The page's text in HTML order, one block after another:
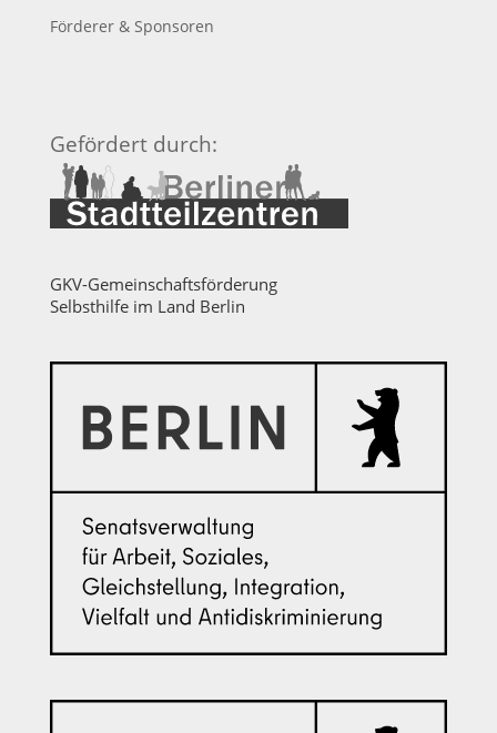
Förderer & Sponsoren
Gefördert durch:
GKV-Gemeinschaftsförderung
Selbsthilfe im Land Berlin